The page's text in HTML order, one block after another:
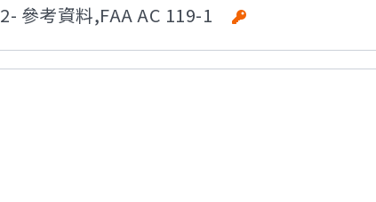
2- 參考資料,FAA AC 119-1